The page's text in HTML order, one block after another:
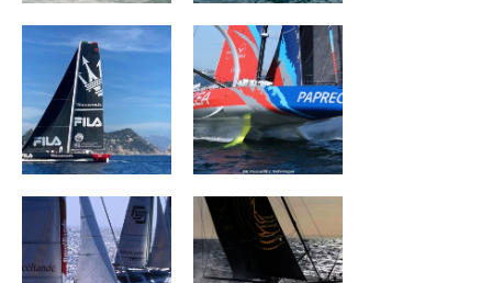
BROCÉLIANDE
L'OCCITANE en
Provence